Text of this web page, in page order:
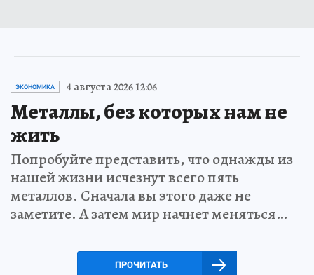
ЭКОНОМИКА 4 августа 2026 12:06
Металлы, без которых нам не
жить
Попробуйте представить, что однажды из
нашей жизни исчезнут всего пять
металлов. Сначала вы этого даже не
заметите. А затем мир начнет меняться…
ПРОЧИТАТЬ